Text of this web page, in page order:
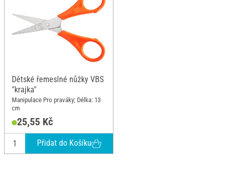
Dětské řemeslné nůžky VBS
"krajka"
Manipulace Pro praváky; Délka: 13
cm
25,55 Kč
Přidat do Košíku